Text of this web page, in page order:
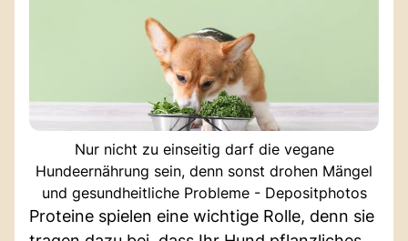
Nur nicht zu einseitig darf die vegane
Hundeernährung sein, denn sonst drohen Mängel
und gesundheitliche Probleme - Depositphotos
Proteine spielen eine wichtige Rolle, denn sie